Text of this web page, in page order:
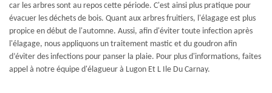
car les arbres sont au repos cette période. C'est ainsi plus pratique pour
évacuer les déchets de bois. Quant aux arbres fruitiers, l'élagage est plus
propice en début de l'automne. Aussi, afin d'éviter toute infection après
l'élagage, nous appliquons un traitement mastic et du goudron afin
d’éviter des infections pour panser la plaie. Pour plus d'informations, faites
appel à notre équipe d'élagueur à Lugon Et L Ile Du Carnay.